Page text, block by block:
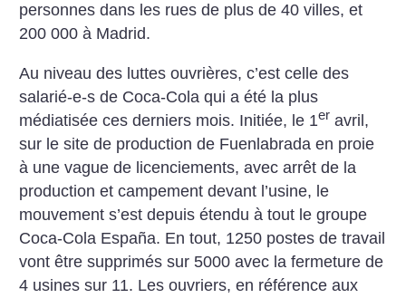
personnes dans les rues de plus de 40 villes, et
200 000 à Madrid.
Au niveau des luttes ouvrières, c’est celle des
salarié-e-s de Coca-Cola qui a été la plus
médiatisée ces derniers mois. Initiée, le 1er avril,
sur le site de production de Fuenlabrada en proie
à une vague de licenciements, avec arrêt de la
production et campement devant l’usine, le
mouvement s’est depuis étendu à tout le groupe
Coca-Cola España. En tout, 1250 postes de travail
vont être supprimés sur 5000 avec la fermeture de
4 usines sur 11. Les ouvriers, en référence aux